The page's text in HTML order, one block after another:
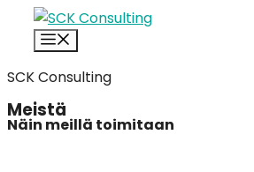
Siirry
sisältöönValikko
SCK Consulting
Meistä
Näin meillä toimitaan